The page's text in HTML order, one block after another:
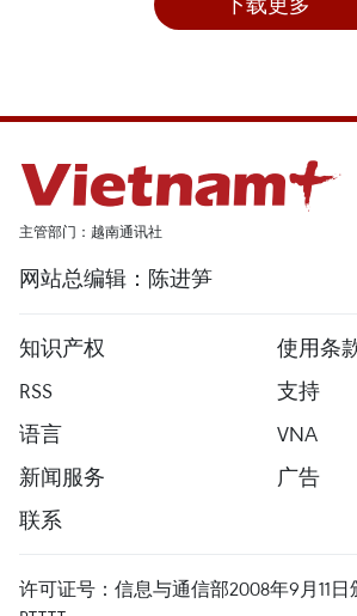
主管部门：越南通讯社
网站总编辑：陈进笋
知识产权
使用条
RSS
支持
语言
VNA
新闻服务
广告
联系
许可证号：信息与通信部2008年9月11日